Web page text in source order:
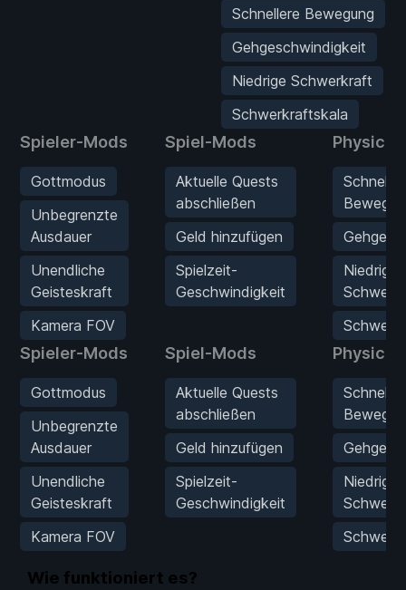
Schnellere Bewegung
Gehgeschwindigkeit
Niedrige Schwerkraft
Schwerkraftskala
Spieler-Mods
Gottmodus
Unbegrenzte
Ausdauer
Unendliche
Geisteskraft
Kamera FOV
Spiel-Mods
Aktuelle Quests
abschließen
Geld hinzufügen
Spielzeit-
Geschwindigkeit
Physics-
Niedrige
Spieler-Mods
Gottmodus
Unbegrenzte
Ausdauer
Unendliche
Geisteskraft
Kamera FOV
Spiel-Mods
Aktuelle Quests
abschließen
Geld hinzufügen
Spielzeit-
Geschwindigkeit
Physics-
Niedrige
Wie funktioniert es?